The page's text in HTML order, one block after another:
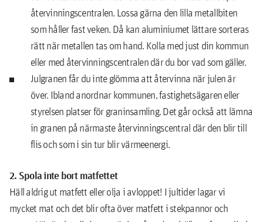
återvinningscentralen. Lossa gärna den lilla metallbiten
som håller fast veken. Då kan aluminiumet lättare sorteras
rätt när metallen tas om hand. Kolla med just din kommun
eller med återvinningscentralen där du bor vad som gäller.
Julgranen får du inte glömma att återvinna när julen är
över. Ibland anordnar kommunen, fastighetsägaren eller
styrelsen platser för graninsamling. Det går också att lämna
in granen på närmaste återvinningscentral där den blir till
flis och som i sin tur blir värmeenergi.
2. Spola inte bort matfettet
Häll aldrig ut matfett eller olja i avloppet! I jultider lagar vi
mycket mat och det blir ofta över matfett i stekpannor och